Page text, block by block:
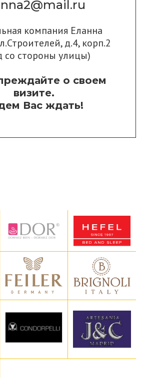
компания Еланна
д.4, корп.2
со стороны улицы)
о своем
визите.
Вас ждать!